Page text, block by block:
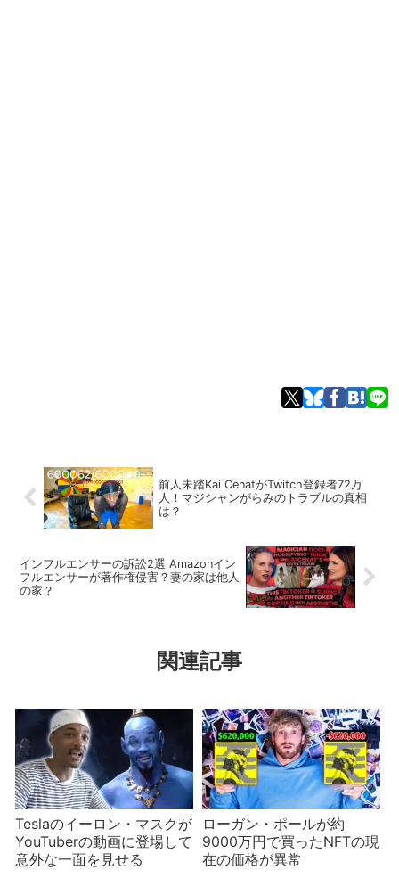
前人未踏Kai CenatがTwitch登録者72万
人！マジシャンがらみのトラブルの真相
は？
インフルエンサーの訴訟2選 Amazonイン
フルエンサーが著作権侵害？妻の家は他人
の家？
関連記事
Teslaのイーロン・マスクが
YouTuberの動画に登場して
意外な一面を見せる
ローガン・ポールが約
9000万円で買ったNFTの現
在の価格が異常